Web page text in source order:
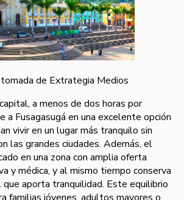
de Extrategia Medios
a menos de dos horas por
a Fusagasugá en una excelente opción
vivir en un lugar más tranquilo sin
las grandes ciudades. Además, el
en una zona con amplia oferta
y médica, y al mismo tiempo conserva
aporta tranquilidad. Este equilibrio